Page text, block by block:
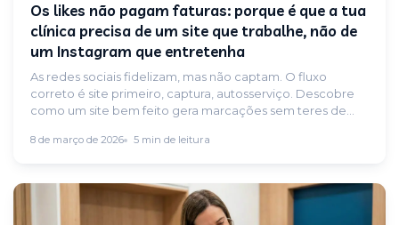
Os likes não pagam faturas: porque é que a tua
clínica precisa de um site que trabalhe, não de
um Instagram que entretenha
As redes sociais fidelizam, mas não captam. O fluxo
correto é site primeiro, captura, autosserviço. Descobre
como um site bem feito gera marcações sem teres de
8 de março de 2026 5 min de leitura